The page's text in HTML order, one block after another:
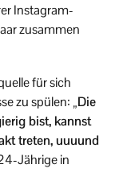
Instagram-
zusammen
für sich
zu spülen: „Die
bist, kannst
treten, uuuund
Jährige in